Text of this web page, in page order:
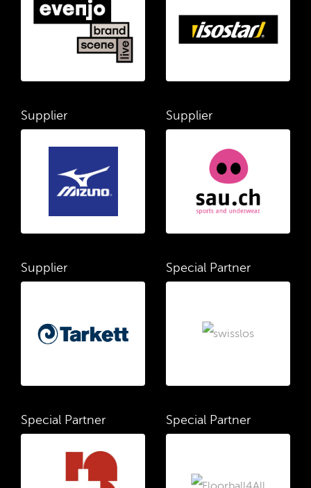
Supplier Supplier
Supplier Special Partner
Special Partner Special Partner